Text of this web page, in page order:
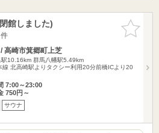
お気に入
りに追加
館しました)
高崎市箕郷町上芝
駅10.16km 群馬八幡駅5.49km
線 北高崎駅よりタクシー利用20分前橋ICより20
7:00～23:00
750円～
サウナ